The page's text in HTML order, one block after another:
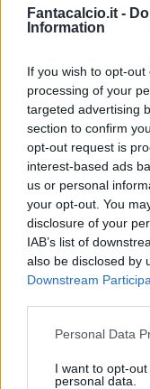
Fantacalcio.it -
Information
If you wish to opt-
processing of your
targeted advertising
section to confirm
opt-out request is
interest-based ads
us or personal
your opt-out. You
disclosure of your
IAB’s list of
also be disclosed by
Downstream
Personal Data
I want to opt-
personal data.
Riepilogo stagione